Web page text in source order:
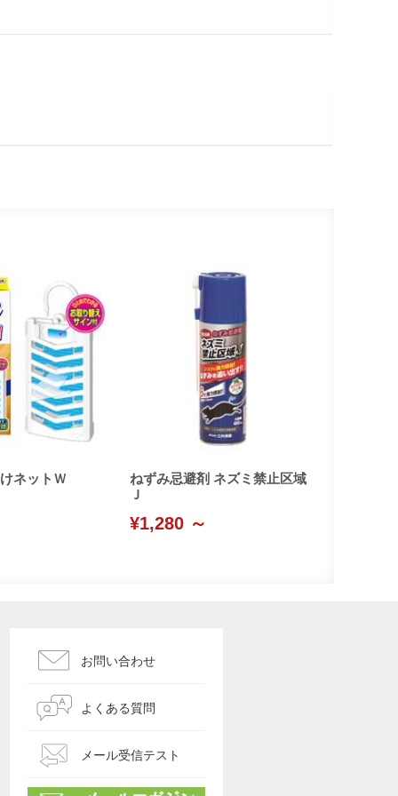
ネットＷ
ねずみ忌避剤 ネズミ禁止区域
Ｊ
¥1,280 ～
お問い合わせ
よくある質問
メール受信テスト